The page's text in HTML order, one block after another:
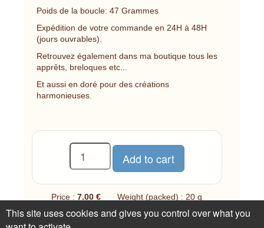
Poids de la boucle: 47 Grammes
Expédition de votre commande en 24H à 48H
(jours ouvrables).
Retrouvez également dans ma boutique tous les
apprêts, breloques etc...
Et aussi en doré pour des créations
harmonieuses.
Price :7.00 € Weight (packed) : 20 g
1 available
This site uses cookies and gives you control over what you